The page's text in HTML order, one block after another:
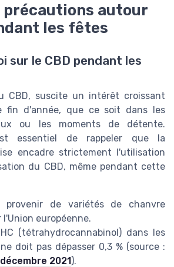
autour
les fêtes
sur le CBD pendant les
CBD, suscite un intérêt croissant
fin d'année, que ce soit dans les
ou les moments de détente.
essentiel de rappeler que la
encadre strictement l'utilisation
du CBD, même pendant cette
provenir de variétés de chanvre
l'Union européenne.
(tétrahydrocannabinol) dans les
doit pas dépasser 0,3 % (source :
2021).